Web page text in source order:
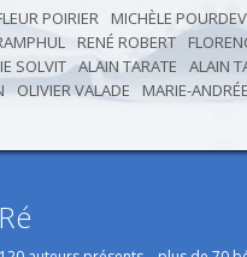
POIRIER MICHÈLE
RENÉ ROBERT
SOLVIT ALAIN TARATE
ALAIN
OLIVIER VALADE MARIE-